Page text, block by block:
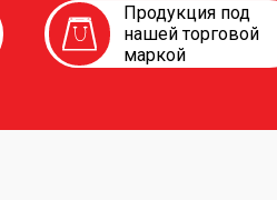
Продукция под
нашей торговой
маркой